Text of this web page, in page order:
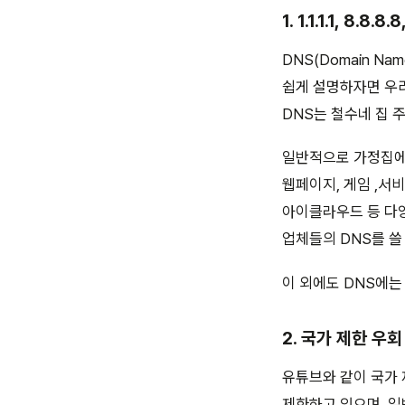
1. 1.1.1.1,
DNS(Domain
쉽게 설명하자면 우
DNS는 철수네 집
일반적으로 가정집
웹페이지, 게임 ,서
아이클라우드 등
업체들의 DNS를
이 외에도 DNS에
2. 국가 제한 우회
유튜브와 같이 국가